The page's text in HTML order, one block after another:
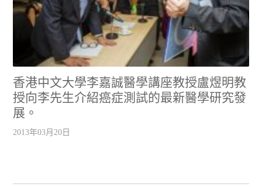
香港中文大學李嘉誠醫學講座教授盧煜明教
授向李先生介紹癌症測試的最新醫學研究發
展。
2013年03月20日